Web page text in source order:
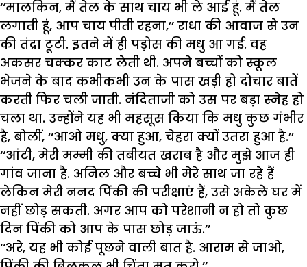
‘‘मालकिन, मैं तेल के साथ चाय भी ले आई हूं. मैं तेल
लगाती हूं, आप चाय पीती रहना,’’ राधा की आवाज से उन
की तंद्रा टूटी. इतने में ही पड़ोस की मधु आ गई. वह
अकसर चक्कर काट लेती थी. अपने बच्चों को स्कूल
भेजने के बाद कभीकभी उन के पास खड़ी हो दोचार बातें
करती फिर चली जाती. नंदिताजी को उस पर बड़ा स्नेह हो
चला था. उन्होंने यह भी महसूस किया कि मधु कुछ गंभीर
है, बोलीं, ‘‘आओ मधु, क्या हुआ, चेहरा क्यों उतरा हुआ है.’’
‘‘आंटी, मेरी मम्मी की तबीयत खराब है और मुझे आज ही
गांव जाना है. अनिल और बच्चे भी मेरे साथ जा रहे हैं
लेकिन मेरी ननद पिंकी की परीक्षाएं हैं, उसे अकेले घर में
नहीं छोड़ सकती. अगर आप को परेशानी न हो तो कुछ
दिन पिंकी को आप के पास छोड़ जाऊं.’’
‘‘अरे, यह भी कोई पूछने वाली बात है. आराम से जाओ,